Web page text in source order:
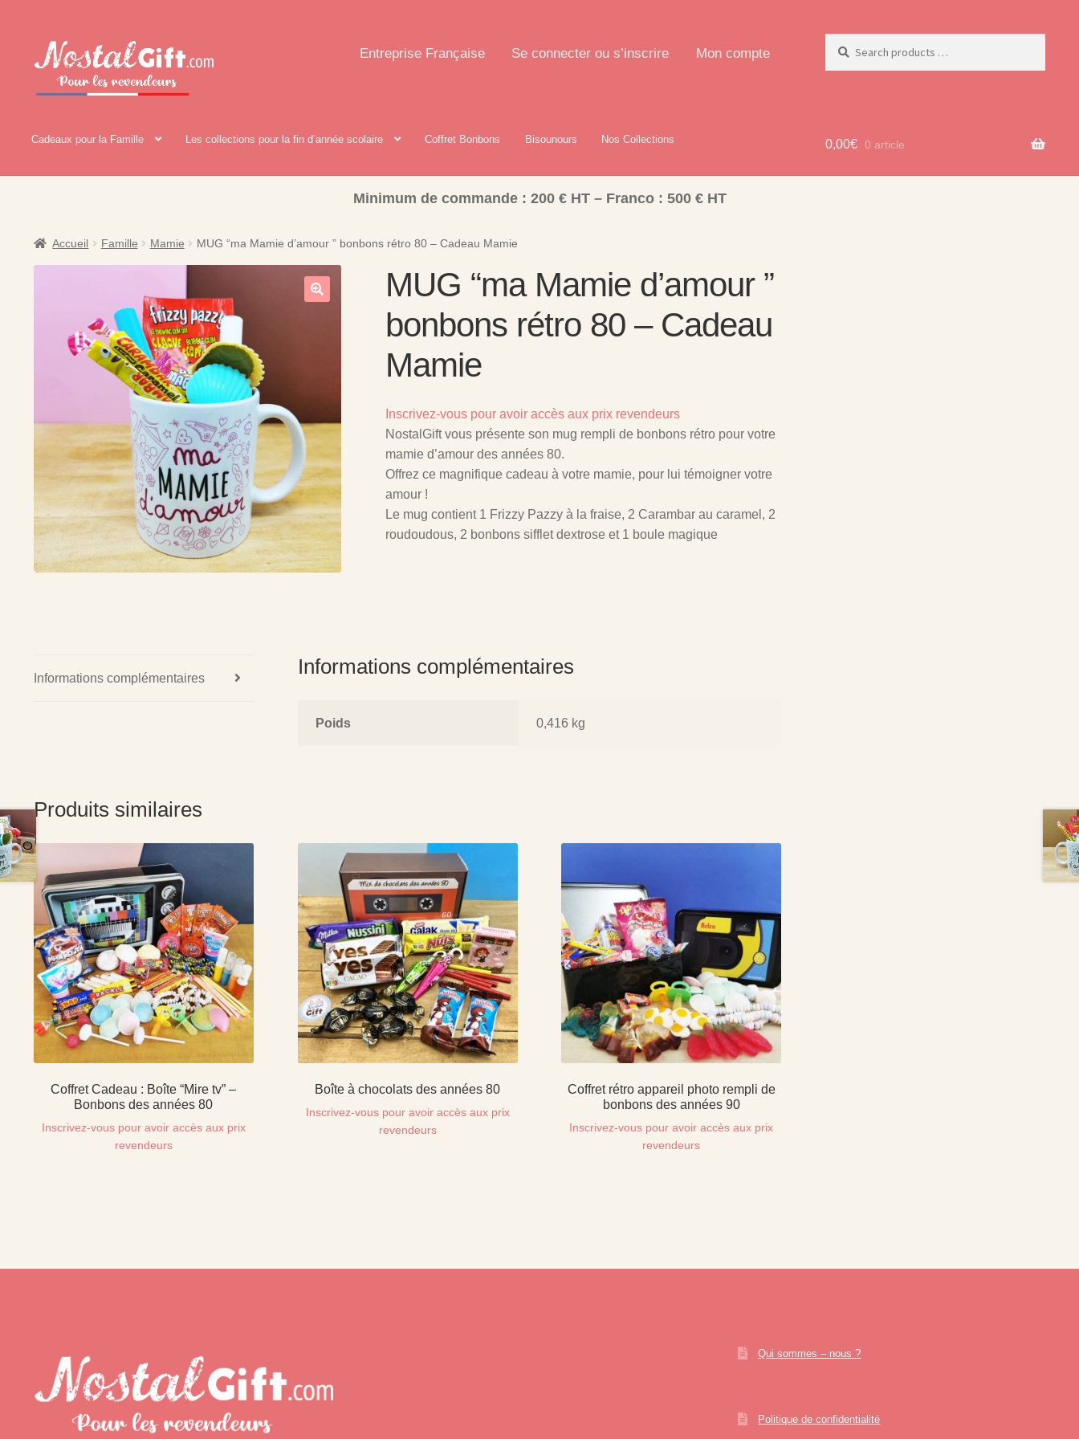
Aller
à
Aller
au
contenu
Entreprise Française Se connecter ou s’inscrire Mon compte
Cadeaux pour la Famille Les collections pour la fin d’année scolaire Coffret Bonbons Bisounours Nos Collections 0,00€ 0 article
Minimum de commande : 200 € HT – Franco : 500 € HT
Accueil Famille Mamie MUG “ma Mamie d’amour ” bonbons rétro 80 – Cadeau Mamie
MUG “ma Mamie d’amour ”
bonbons rétro 80 – Cadeau
Mamie
Inscrivez-vous pour avoir accès aux prix revendeurs
NostalGift vous présente son mug rempli de bonbons rétro pour votre
mamie d’amour des années 80.
Offrez ce magnifique cadeau à votre mamie, pour lui témoigner votre
amour !
Le mug contient 1 Frizzy Pazzy à la fraise, 2 Carambar au caramel, 2
roudoudous, 2 bonbons sifflet dextrose et 1 boule magique
Informations complémentaires
Informations complémentaires
Poids 0,416 kg
Produits similaires
Coffret Cadeau : Boîte “Mire tv” –
Bonbons des années 80
Inscrivez-vous pour avoir accès aux prix
revendeurs
Boîte à chocolats des années 80
Inscrivez-vous pour avoir accès aux prix
revendeurs
Coffret rétro appareil photo rempli de
bonbons des années 90
Inscrivez-vous pour avoir accès aux prix
revendeurs
Qui sommes – nous ?
Politique de confidentialité